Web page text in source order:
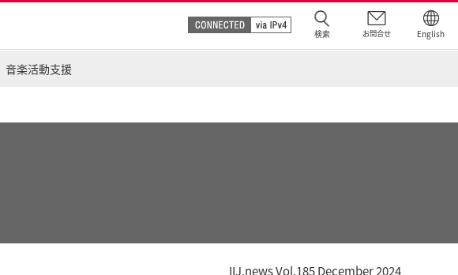
検索 お問合せ English
音楽活動支援
IIJ.news Vol.185 December 2024